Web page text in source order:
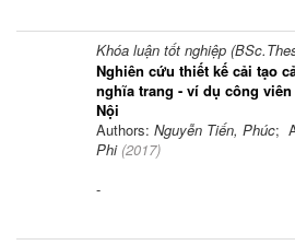
Khóa luận tốt nghiệp
Nghiên cứu thiết kế cải tạo
nghĩa trang - ví dụ công
Nội
Authors: Nguyễn Tiến, Phúc;
Phi(2017)
-